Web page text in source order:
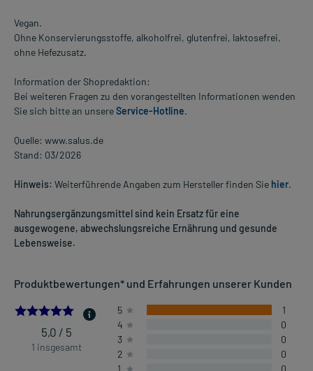
Vegan.
Ohne Konservierungsstoffe, alkoholfrei, glutenfrei, laktosefrei,
ohne Hefezusatz.
Information der Shopredaktion:
Bei weiteren Fragen zu den vorangestellten Informationen wenden
Sie sich bitte an unsereService-Hotline.
Quelle: www.salus.de
Stand: 03/2026
Hinweis: Weiterführende Angaben zum Hersteller finden Sie hier.
Nahrungsergänzungsmittel sind kein Ersatz für eine
ausgewogene, abwechslungsreiche Ernährung und gesunde
Lebensweise.
Produktbewertungen* und Erfahrungen unserer Kunden
5.0
5,0 / 5
1 insgesamt
5
1
4
0
3
0
2
0
1
0